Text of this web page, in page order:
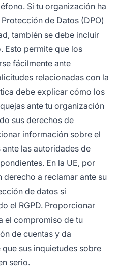
Si tu organización ha
de Datos (DPO)
también se debe incluir
Esto permite que los
fácilmente ante
relacionadas con la
debe explicar cómo los
ante tu organización
sus derechos de
información sobre el
las autoridades de
En la UE, por
derecho a reclamar ante su
de datos si
el RGPD. Proporcionar
el compromiso de tu
de cuentas y da
sus inquietudes sobre
serio.